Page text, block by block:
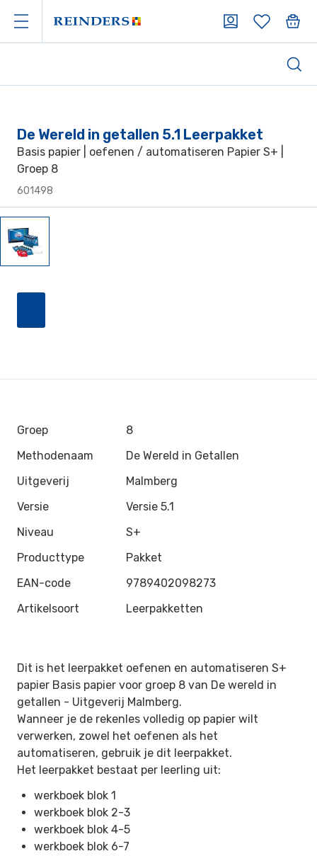
De Wereld in getallen 5.1 Leerpakket
Basis papier | oefenen / automatiseren Papier S+ |
Groep 8
601498
Groep
8
Methodenaam
De Wereld in Getallen
Uitgeverij
Malmberg
Versie
Versie 5.1
Niveau
S+
Producttype
Pakket
EAN-code
9789402098273
Artikelsoort
Leerpakketten
Dit is het leerpakket oefenen en automatiseren S+
papier Basis papier voor groep 8 van De wereld in
getallen - Uitgeverij Malmberg.
Wanneer je de rekenles volledig op papier wilt
verwerken, zowel het oefenen als het
automatiseren, gebruik je dit leerpakket.
Het leerpakket bestaat per leerling uit:
werkboek blok 1
werkboek blok 2-3
werkboek blok 4-5
werkboek blok 6-7